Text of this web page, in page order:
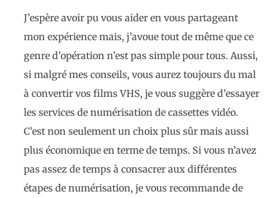
J’espère avoir pu vous aider en vous partageant
mon expérience mais, j’avoue tout de même que ce
genre d’opération n’est pas simple pour tous. Aussi,
si malgré mes conseils, vous aurez toujours du mal
à convertir vos films VHS, je vous suggère d’essayer
les services de numérisation de cassettes vidéo.
C’est non seulement un choix plus sûr mais aussi
plus économique en terme de temps. Si vous n’avez
pas assez de temps à consacrer aux différentes
étapes de numérisation, je vous recommande de